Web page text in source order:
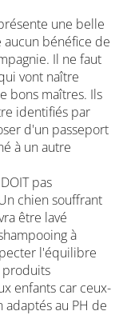
une belle
bénéfice de
Il ne faut
vont naître
bons maîtres. Ils
identifiés par
d'un passeport
à un autre
pas
chien souffrant
être lavé
à
l'équilibre
produits
enfants car ceux-
adaptés au PH de